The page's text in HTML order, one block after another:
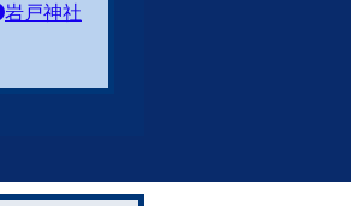
岩戸神社